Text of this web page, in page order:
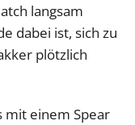
langsam
dabei ist, sich zu
plötzlich
mit einem Spear